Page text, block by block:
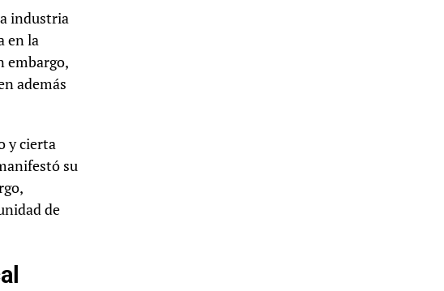
industria
en la
embargo,
además
y cierta
su
de